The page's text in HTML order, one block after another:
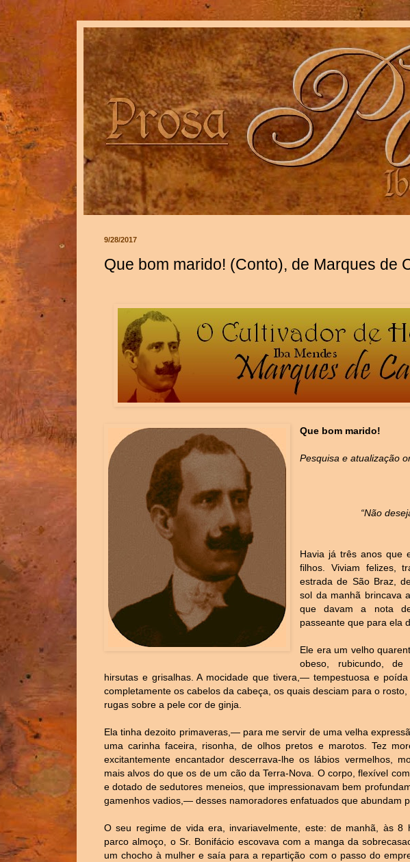
9/28/2017
Que bom marido! (Conto), de Marques de
Que bom marido!
Pesquisa e atualização
“Não
Havia já três anos que
filhos. Viviam felizes,
estrada de São Braz,
sol da manhã brincava
que davam a nota
passeante que para ela
Ele era um velho
obeso, rubicundo,
hirsutas e grisalhas. A mocidade que tivera,— tempestuosa e
completamente os cabelos da cabeça, os quais desciam para o
rugas sobre a pele cor de ginja.
Ela tinha dezoito primaveras,— para me servir de uma velha
uma carinha faceira, risonha, de olhos pretos e marotos. Tez
excitantemente encantador descerrava-lhe os lábios vermelhos,
mais alvos do que os de um cão da Terra-Nova. O corpo, flexível
e dotado de sedutores meneios, que impressionavam bem
gamenhos vadios,— desses namoradores enfatuados que abundam
O seu regime de vida era, invariavelmente, este: de manhã, às 8
parco almoço, o Sr. Bonifácio escovava com a manga da
um chocho à mulher e saía para a repartição com o passo do